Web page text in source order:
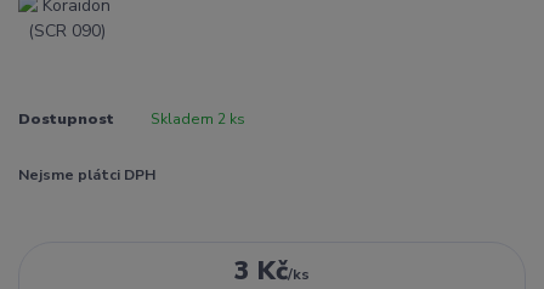
Dostupnost Skladem 2 ks
Nejsme plátci DPH
3 Kč/ks